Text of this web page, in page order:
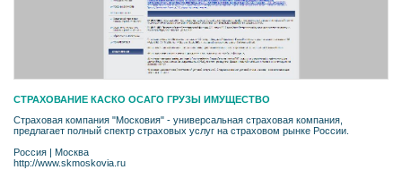
СТРАХОВАНИЕ КАСКО ОСАГО ГРУЗЫ ИМУЩЕСТВО
Страховая компания "Московия" - универсальная страховая компания,
предлагает полный спектр страховых услуг на страховом рынке России.
Россия | Москва
http://www.skmoskovia.ru